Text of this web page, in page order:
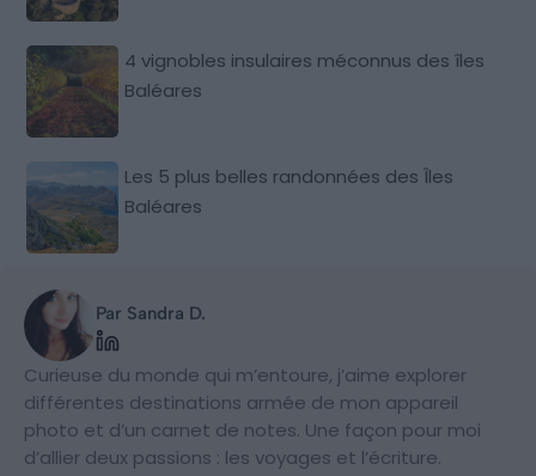
4 vignobles insulaires méconnus des îles
Baléares
Les 5 plus belles randonnées des Îles
Baléares
Par Sandra D.
Curieuse du monde qui m’entoure, j’aime explorer
différentes destinations armée de mon appareil
photo et d’un carnet de notes. Une façon pour moi
d’allier deux passions : les voyages et l’écriture.